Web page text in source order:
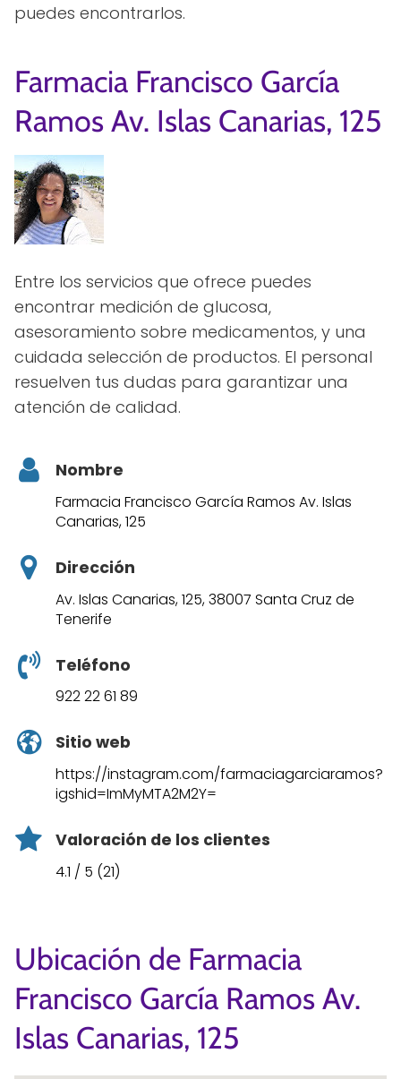
puedes encontrarlos.
Farmacia Francisco García
Ramos Av. Islas Canarias, 125
Entre los servicios que ofrece puedes
encontrar medición de glucosa,
asesoramiento sobre medicamentos, y una
cuidada selección de productos. El personal
resuelven tus dudas para garantizar una
atención de calidad.
Nombre
Farmacia Francisco García Ramos Av. Islas
Canarias, 125
Dirección
Av. Islas Canarias, 125, 38007 Santa Cruz de
Tenerife
Teléfono
922 22 61 89
Sitio web
https://instagram.com/farmaciagarciaramos?
igshid=ImMyMTA2M2Y=
Valoración de los clientes
4.1 / 5 (21)
Ubicación de Farmacia
Francisco García Ramos Av.
Islas Canarias, 125